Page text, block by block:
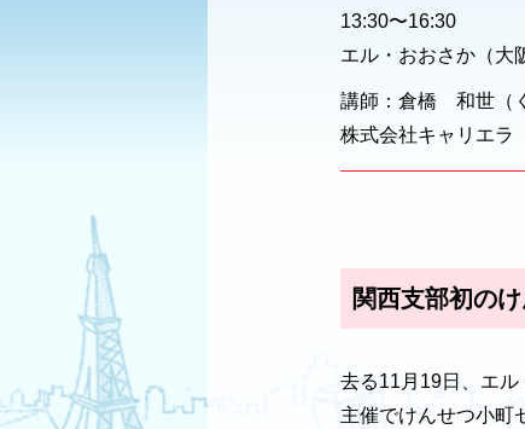
13:30〜16:30
エル・おおさか（大
講師：倉橋 和世（
株式会社キャリエ
関西支部初の
去る11月19日、エ
主催でけんせつ小町